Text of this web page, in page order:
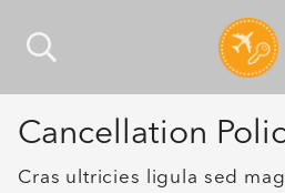
Cancellation
Cras ultricies ligula sed